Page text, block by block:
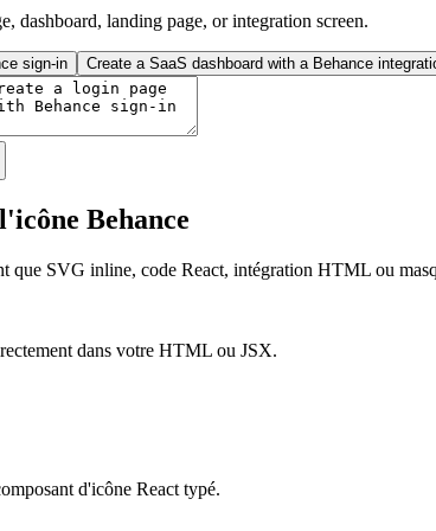
dashboard, landing page, or integration screen.
sign-in Create a SaaS dashboard with a Behance
Behance
que SVG inline, code React, intégration HTML ou
dans votre HTML ou JSX.
d'icône React typé.